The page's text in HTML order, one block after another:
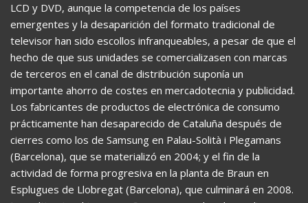
LCD y DVD, aunque la competencia de los países
emergentes y la desaparición del formato tradicional de
televisor han sido escollos infranqueables, a pesar de que el
hecho de que sus unidades se comercializasen con marcas
de terceros en el canal de distribución suponía un
importante ahorro de costes en mercadotecnia y publicidad.
Los fabricantes de productos de electrónica de consumo
prácticamente han desaparecido de Cataluña después de
cierres como los de Samsung en Palau-Solità i Plegamans
(Barcelona), que se materializó en 2004; y el fin de la
actividad de forma progresiva en la planta de Braun en
Esplugues de Llobregat (Barcelona), que culminará en 2008.